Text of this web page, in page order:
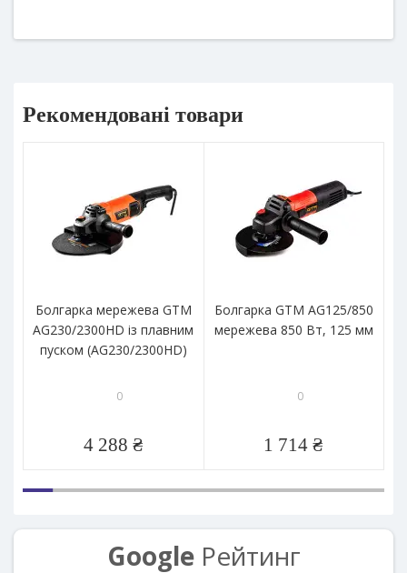
Рекомендовані товари
Болгарка мережева GTM
AG230/2300HD із плавним
пуском (AG230/2300HD)
0
4 288 ₴
Болгарка GTM AG125/850
мережева 850 Вт, 125 мм
0
1 714 ₴
GoogleРейтинг